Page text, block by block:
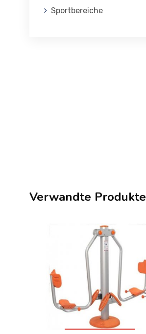
Sportbereiche
Verwandte Produkte